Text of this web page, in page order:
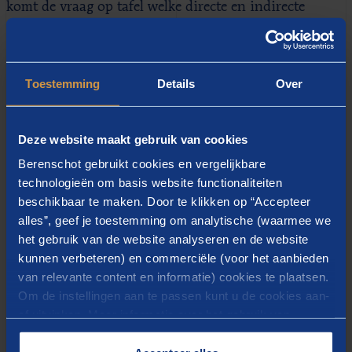
Toestemming Details Over
Deze website maakt gebruik van cookies
Berenschot gebruikt cookies en vergelijkbare
technologieën om basis website functionaliteiten
beschikbaar te maken. Door te klikken op “Accepteer
alles”, geef je toestemming om analytische (waarmee we
het gebruik van de website analyseren en de website
kunnen verbeteren) en commerciële (voor het aanbieden
van relevante content en informatie) cookies te plaatsen.
Om de instellingen aan te passen kunt u de cookies aan-
cookies op onze website treft u in onze
komt de vraag op tafel welke directe en indirecte
impact dit heeft op de arbeidsrelatie, het totale
Reset
De laatste tijd staat in veel gevallen juist het personeel
flink onder druk. Er werd en wordt veel van
medewerkers gevraagd. Meer of juist minder werken,
dagen opnemen of juist inleveren, werken met
verhoogd risico op infectie of juist thuisblijven en
vanuit daar met of zonder jonge kinderen aan de slag.
En dit soms ook nog in combinatie met nieuwe taken
en verantwoordelijkheden. Een tijdelijke modus,
noodzakelijk om te overleven in crisistijd.